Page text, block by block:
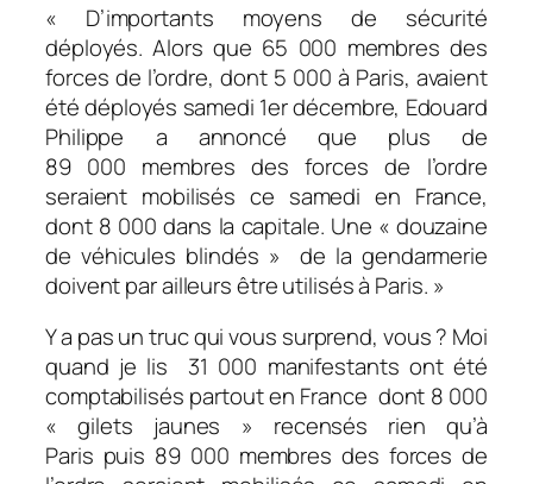
« D’importants moyens de sécurité
déployés. Alors que 65 000 membres des
forces de l’ordre, dont 5 000 à Paris, avaient
été déployés samedi 1er décembre, Edouard
Philippe a annoncé que plus de
89 000 membres des forces de l’ordre
seraient mobilisés ce samedi en France,
dont 8 000 dans la capitale. Une « douzaine
de véhicules blindés » de la gendarmerie
doivent par ailleurs être utilisés à Paris. »
Y a pas un truc qui vous surprend, vous ? Moi
quand je lis
31 000 manifestants ont été
comptabilisés partout en France dont 8 000
« gilets jaunes » recensés rien qu’à
Paris puis 89 000 membres des forces de